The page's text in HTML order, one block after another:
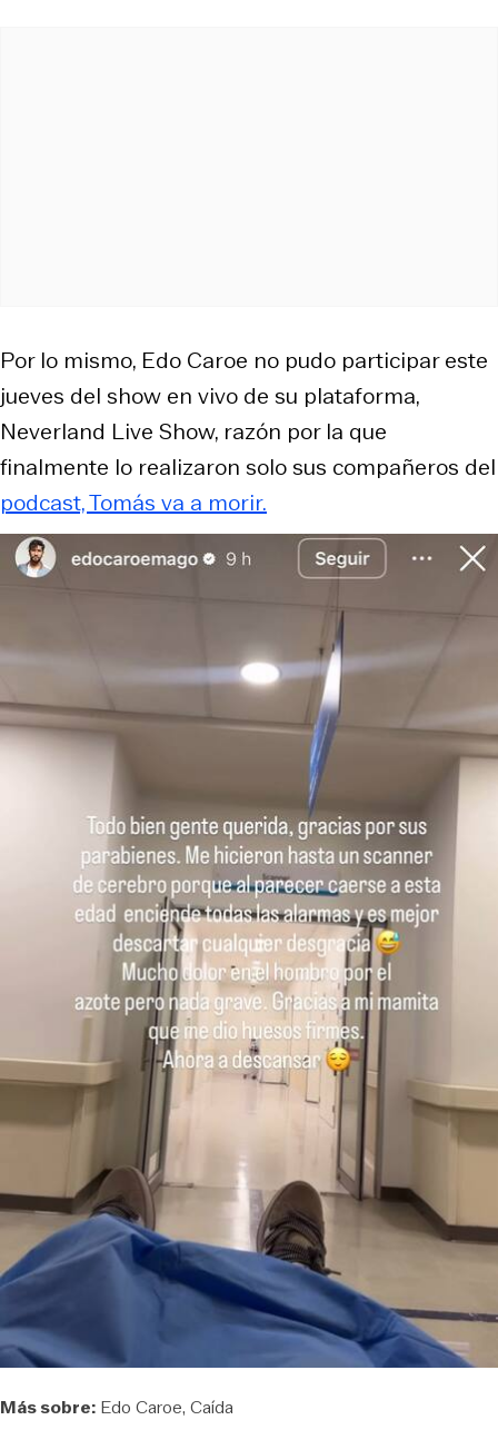
Por lo mismo, Edo Caroe no pudo participar este
jueves del show en vivo de su plataforma,
Neverland Live Show, razón por la que
finalmente lo realizaron solo sus compañeros del
podcast, Tomás va a morir.
Más sobre: Edo Caroe Caída